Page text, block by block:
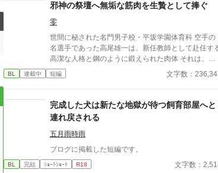
邪神の祭壇へ無垢な筋肉を生贄として捧ぐ
零
世間に秘された名門男子校・平坂学園体育科 空手の
名選手であった高尾雄一は、新任教師として赴任す
高潔な人格と鋼のように鍛えられた肉体 それは、学
園にとって最高の生贄の候補に他ならなかった 至高
の筋肉を持つ、精神を削られ意志をなくした青年を太
躍する 意志をなくし筋肉の操り人形と化した“デク”
消える教師 山奥の男子校で繰り広げられるダークフ
ァンタジー
BL 連載中 短編 文字数：
完成した犬は新たな地獄が待つ飼育部屋へと
連れ戻される
五月雨時雨
ブログに掲載した短編です。
BL 完結 ｼｮｰﾄｼｮｰﾄ R18 文字数：